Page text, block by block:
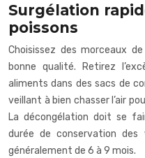
Surgélation
poissons
Choisissez des morceaux
bonne qualité. Retirez
aliments dans des sacs de
veillant à bien chasser l’air
La décongélation doit se
durée de conservation des
généralement de 6 à 9 mois.